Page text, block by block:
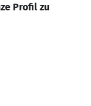
Profil zu